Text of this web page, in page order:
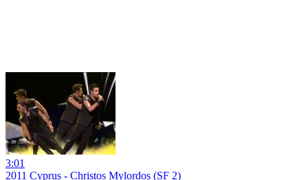
3:01
2011 Cyprus - Christos Mylordos (SF 2)